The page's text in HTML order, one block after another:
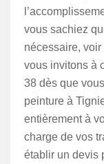
vous sachiez
nécessaire,
vous invitons à
38 dès que
peinture à
entièrement à
charge de vos
établir un devis